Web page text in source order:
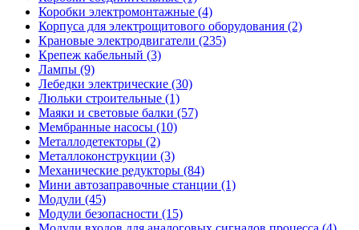
Коробки электромонтажные (4)
Корпуса для электрощитового оборудования (2)
Крановые электродвигатели (235)
Крепеж кабельный (3)
Лампы (9)
Лебедки электрические (30)
Люльки строительные (1)
Маяки и световые балки (57)
Мембранные насосы (10)
Металлодетекторы (2)
Металлоконструкции (3)
Механические редукторы (84)
Мини автозаправочные станции (1)
Модули (45)
Модули безопасности (15)